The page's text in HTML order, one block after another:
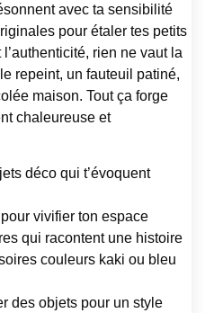
avec ta sensibilité
pour étaler tes petits
rien ne vaut la
repeint, un fauteuil patiné,
maison. Tout ça forge
chaleureuse et
déco qui t’évoquent
vivifier ton espace
qui racontent une histoire
couleurs kaki ou bleu
des objets pour un style